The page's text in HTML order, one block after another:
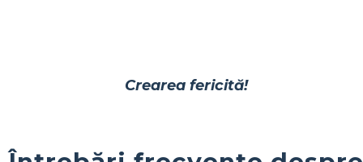
Crearea fericită!